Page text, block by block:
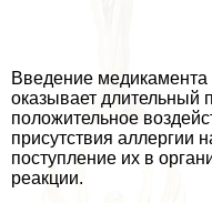
Введение
оказывает длительный
положительное
присутствия аллергии
поступление их в
реакции.